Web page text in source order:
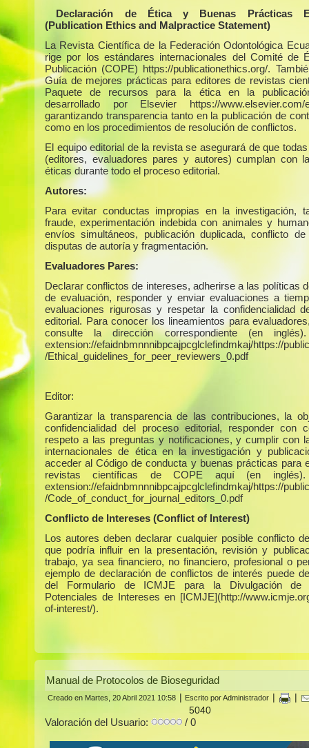
Declaración de Ética y Buenas Prácticas
(Publication Ethics and Malpractice Statement)
La Revista Científica de la Federación Odontológica
rige por los estándares internacionales del Comité de
Publicación (COPE) https://publicationethics.org/.
Guía de mejores prácticas para editores de revistas
Paquete de recursos para la ética en la
desarrollado por Elsevier https://www.elsevier.com/
garantizando transparencia tanto en la publicación de
como en los procedimientos de resolución de conflictos.
El equipo editorial de la revista se asegurará de que
(editores, evaluadores pares y autores) cumplan con
éticas durante todo el proceso editorial.
Autores:
Para evitar conductas impropias en la investigación,
fraude, experimentación indebida con animales y
envíos simultáneos, publicación duplicada, conflicto de
disputas de autoría y fragmentación.
Evaluadores Pares:
Declarar conflictos de intereses, adherirse a las políticas
de evaluación, responder y enviar evaluaciones a
evaluaciones rigurosas y respetar la confidencialidad
editorial. Para conocer los lineamientos para
consulte la dirección correspondiente (en
extension://efaidnbmnnnibpcajpcglclefindmkaj/https://
/Ethical_guidelines_for_peer_reviewers_0.pdf
Editor:
Garantizar la transparencia de las contribuciones, la
confidencialidad del proceso editorial, responder con
respeto a las preguntas y notificaciones, y cumplir con
internacionales de ética en la investigación y
acceder al Código de conducta y buenas prácticas para
revistas científicas de COPE aquí (en inglés).
extension://efaidnbmnnnibpcajpcglclefindmkaj/https://
/Code_of_conduct_for_journal_editors_0.pdf
Conflicto de Intereses (Conflict of Interest)
Los autores deben declarar cualquier posible conflicto
que podría influir en la presentación, revisión y
trabajo, ya sea financiero, no financiero, profesional o
ejemplo de declaración de conflictos de interés puede
del Formulario de ICMJE para la Divulgación de
Potenciales de Intereses en [ICMJE](http://
of-interest/).
Manual de Protocolos de Bioseguridad
Creado en Martes, 20 Abril 2021 10:58 Escrito por Administrador
5040
Valoración del Usuario: / 0